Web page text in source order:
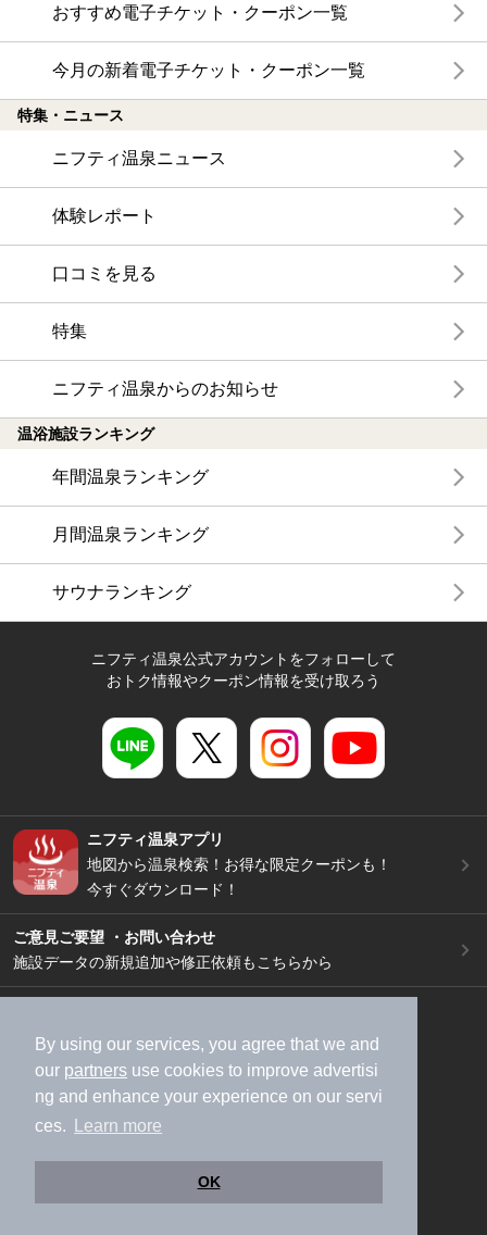
By using our services, you agree that we and
our partners use cookies to improve advertisi
ng and enhance your experience on our servi
ces.
Learn more
OK
おすすめ電子チケット・クーポン一覧
今月の新着電子チケット・クーポン一覧
特集・ニュース
ニフティ温泉ニュース
体験レポート
口コミを見る
特集
ニフティ温泉からのお知らせ
温浴施設ランキング
年間温泉ランキング
月間温泉ランキング
サウナランキング
ニフティ温泉公式アカウントをフォローして
おトク情報やクーポン情報を受け取ろう
ニフティ温泉アプリ
地図から温泉検索！お得な限定クーポンも！
今すぐダウンロード！
ご意見ご要望 ・お問い合わせ
施設データの新規追加や修正依頼もこちらから
加盟店募集（資料請求）
広告出稿のご案内
利用規約
ライフスタイルMEMBERS+規約
特定商取引法に基づく表記
ヘルプ
採用情報
運営会社